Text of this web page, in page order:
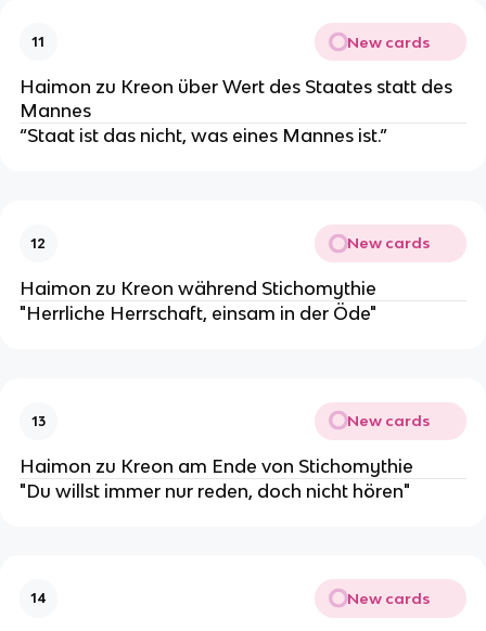
11 New cards
Haimon zu Kreon über Wert des Staates statt des
Mannes
“Staat ist das nicht, was eines Mannes ist.”
12 New cards
Haimon zu Kreon während Stichomythie
"Herrliche Herrschaft, einsam in der Öde"
13 New cards
Haimon zu Kreon am Ende von Stichomythie
"Du willst immer nur reden, doch nicht hören"
14 New cards